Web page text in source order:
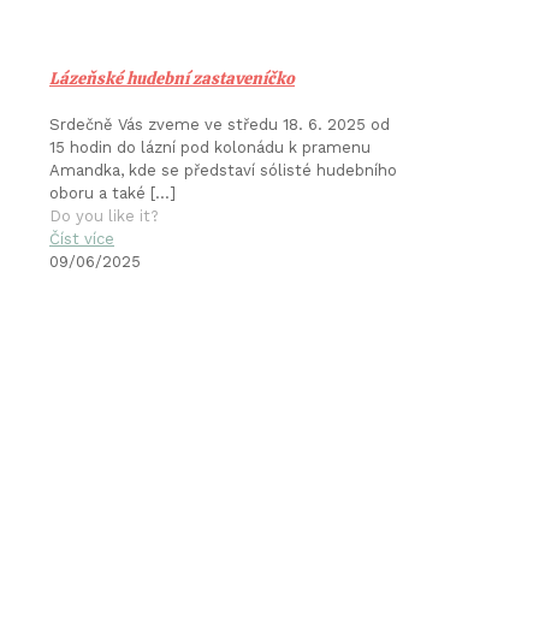
Lázeňské hudební zastaveníčko
Srdečně Vás zveme ve středu 18. 6. 2025 od
15 hodin do lázní pod kolonádu k pramenu
Amandka, kde se představí sólisté hudebního
oboru a také […]
Do you like it?
Číst více
09/06/2025